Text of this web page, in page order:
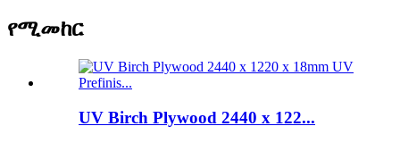
የሚመከር
UV Birch Plywood 2440 x 122...